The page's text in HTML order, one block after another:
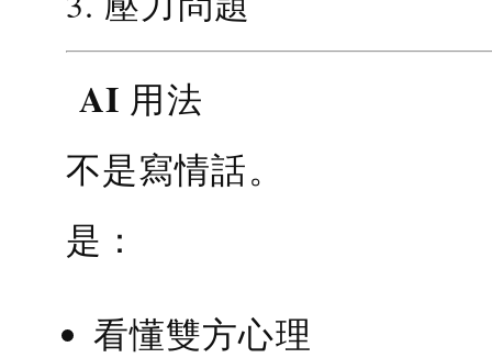
AI 用法
不是寫情話。
是：
看懂雙方心理